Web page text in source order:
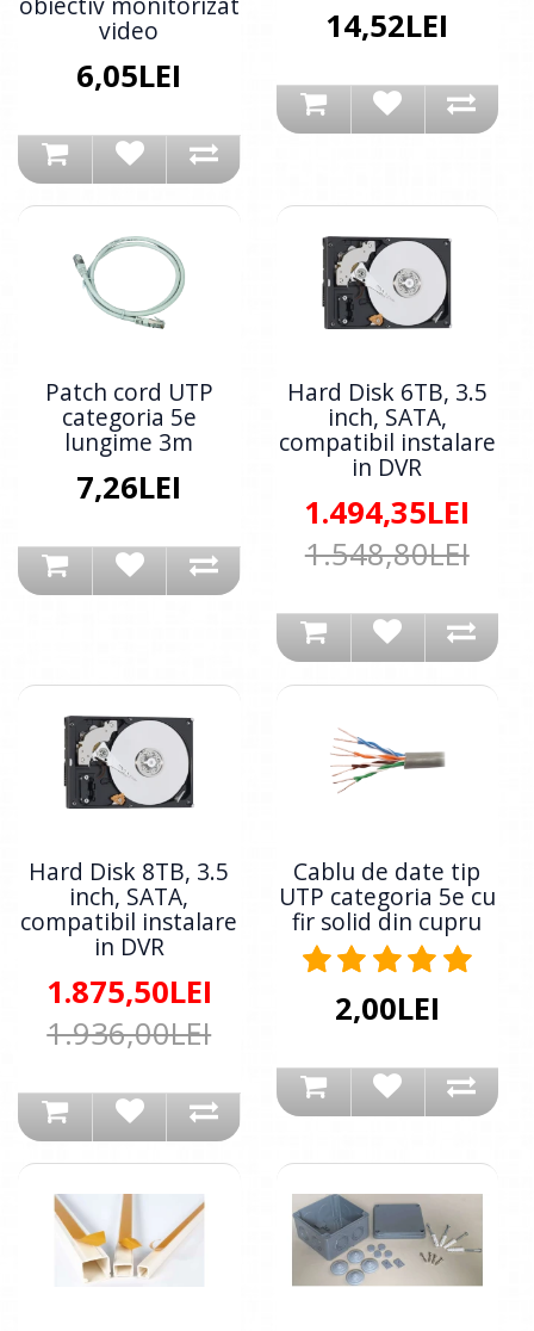
video
6,05LEI
14,52LEI
Patch cord UTP
categoria 5e
lungime 3m
7,26LEI
Hard Disk 6TB, 3.5
inch, SATA,
compatibil instalare
in DVR
1.494,35LEI
1.548,80LEI
Hard Disk 8TB, 3.5
inch, SATA,
compatibil instalare
in DVR
1.875,50LEI
1.936,00LEI
Cablu de date tip
UTP categoria 5e cu
fir solid din cupru
2,00LEI